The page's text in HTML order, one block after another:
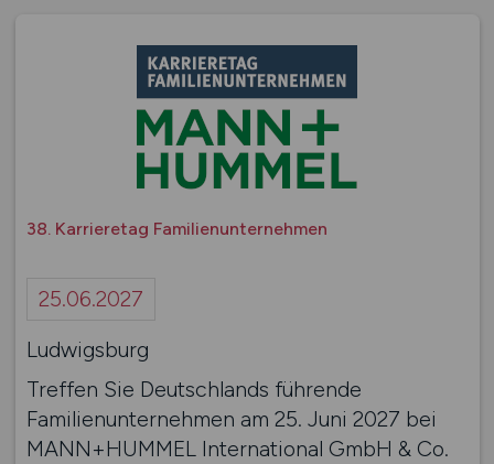
38. Karrieretag Familienunternehmen
25.06.2027
Ludwigsburg
Treffen Sie Deutschlands führende
Familienunternehmen am 25. Juni 2027 bei
MANN+HUMMEL International GmbH & Co.